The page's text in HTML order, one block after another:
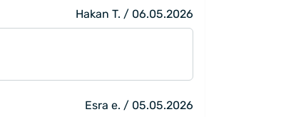
Hakan T. / 06.05.2026
Esra e. / 05.05.2026